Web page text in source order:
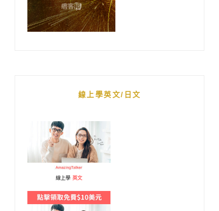
線上學英文/日文
線上學 英文